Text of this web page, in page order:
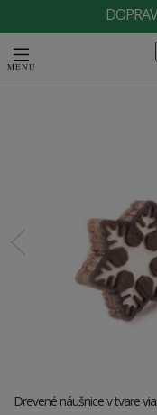
Drevené náušnice v tvare